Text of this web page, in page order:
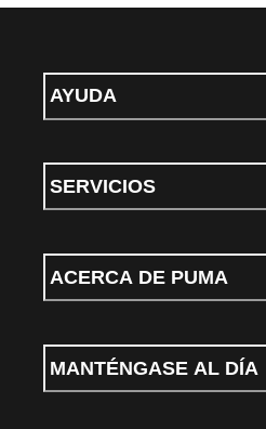
AYUDA
SERVICIOS
ACERCA DE PUMA
MANTÉNGASE AL DÍA